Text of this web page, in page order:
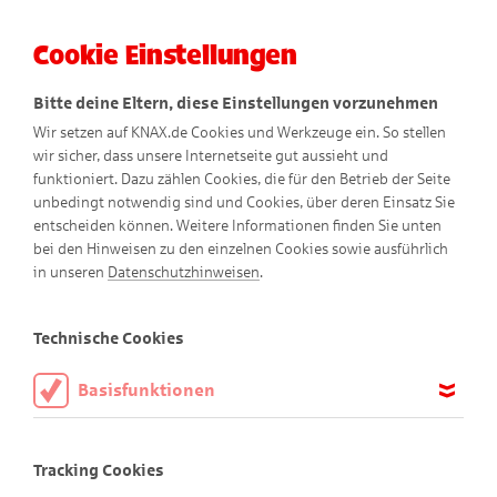
Die KNAX-Taschengeld-App
Taschengeld. Einfach. Sicher. Digital.
Cookie Einstellungen
Bitte deine Eltern, diese Einstellungen vorzunehmen
Wir setzen auf KNAX.de Cookies und Werkzeuge ein. So stellen
wir sicher, dass unsere Internetseite gut aussieht und
funktioniert. Dazu zählen Cookies, die für den Betrieb der Seite
unbedingt notwendig sind und Cookies, über deren Einsatz Sie
entscheiden können. Weitere Informationen finden Sie unten
bei den Hinweisen zu den einzelnen Cookies sowie ausführlich
in unseren Datenschutzhinweisen.
Technische Cookies
Basisfunktionen
aktiviert sein.
Tracking Cookies